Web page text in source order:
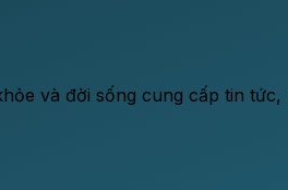
và đời sống cung cấp tin